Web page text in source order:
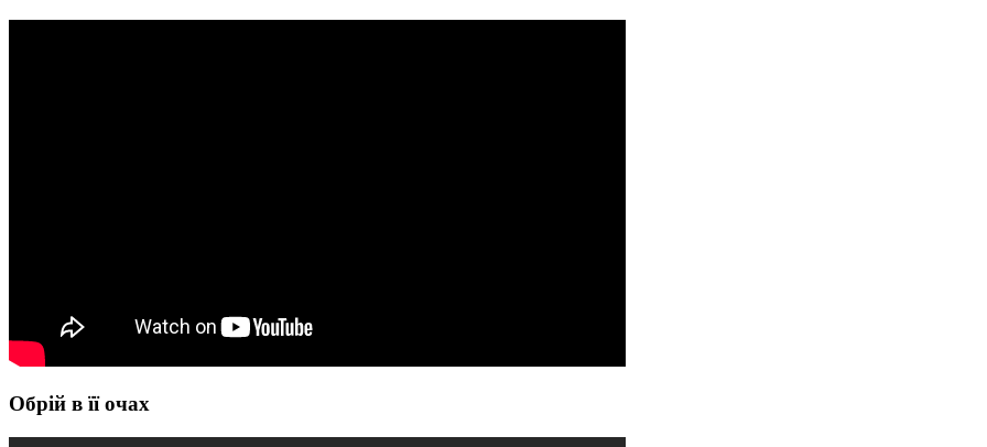
Обрій в її очах